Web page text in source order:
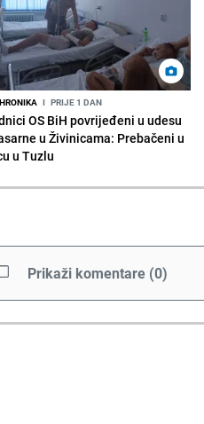
I PRIJE 1 DAN
OS BiH povrijeđeni u udesu
u Živinicama: Prebačeni u
u Tuzlu
Prikaži komentare (0)